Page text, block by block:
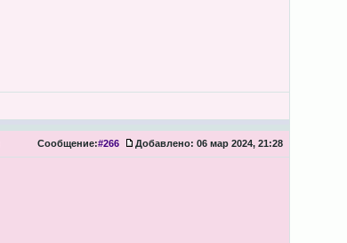
Сообщение:#266 Добавлено: 06 мар 2024, 21:28